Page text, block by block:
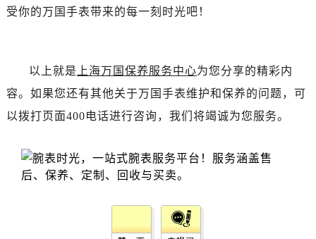
受你的万国手表带来的每一刻时光吧！
以上就是 上海万国保养服务中心为您分享的精彩内
容。如果您还有其他关于万国手表维护和保养的问题，可
以拨打页面400电话进行咨询，我们将竭诚为您服务。